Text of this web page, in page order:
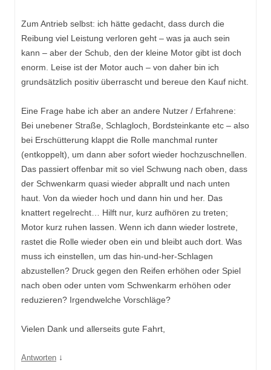
Zum Antrieb selbst: ich hätte gedacht, dass durch die
Reibung viel Leistung verloren geht – was ja auch sein
kann – aber der Schub, den der kleine Motor gibt ist doch
enorm. Leise ist der Motor auch – von daher bin ich
grundsätzlich positiv überrascht und bereue den Kauf nicht.
Eine Frage habe ich aber an andere Nutzer / Erfahrene:
Bei unebener Straße, Schlagloch, Bordsteinkante etc – also
bei Erschütterung klappt die Rolle manchmal runter
(entkoppelt), um dann aber sofort wieder hochzuschnellen.
Das passiert offenbar mit so viel Schwung nach oben, dass
der Schwenkarm quasi wieder abprallt und nach unten
haut. Von da wieder hoch und dann hin und her. Das
knattert regelrecht… Hilft nur, kurz aufhören zu treten;
Motor kurz ruhen lassen. Wenn ich dann wieder lostrete,
rastet die Rolle wieder oben ein und bleibt auch dort. Was
muss ich einstellen, um das hin-und-her-Schlagen
abzustellen? Druck gegen den Reifen erhöhen oder Spiel
nach oben oder unten vom Schwenkarm erhöhen oder
reduzieren? Irgendwelche Vorschläge?
Vielen Dank und allerseits gute Fahrt,
Antworten ↓